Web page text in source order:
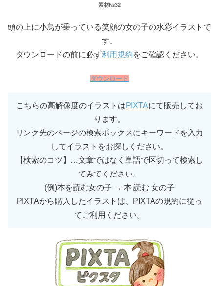
素材№32
頭の上に小鳥が乗っている笑顔の女の子の水彩イラストで
す。
ダウンロードの前に必ず利用規約をご確認ください。
ダウンロード
こちらの高解像度のイラストはPIXTAにて販売してお
ります。
リンク先のページの検索ボックスにキーワードを入力
してイラストをお探しください。
【検索のコツ】…文章ではなく単語で区切って検索し
てみてください。
(例)本を読む女の子 → 本 読む 女の子
PIXTAから購入したイラストは、PIXTAの規約に従っ
てご利用ください。